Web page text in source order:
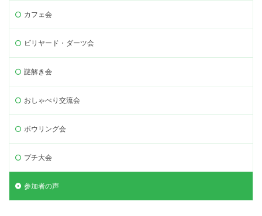
カフェ会
ビリヤード・ダーツ会
謎解き会
おしゃべり交流会
ボウリング会
プチ大会
参加者の声